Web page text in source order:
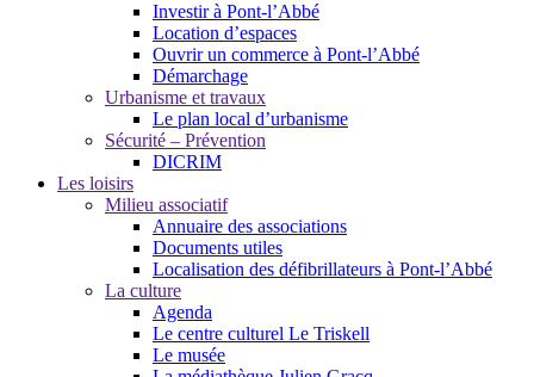
Investir à Pont-l’Abbé
Location d’espaces
Ouvrir un commerce à Pont-l’Abbé
Démarchage
Urbanisme et travaux
Le plan local d’urbanisme
Sécurité – Prévention
DICRIM
Les loisirs
Milieu associatif
Annuaire des associations
Documents utiles
Localisation des défibrillateurs à Pont-l’Abbé
La culture
Agenda
Le centre culturel Le Triskell
Le musée